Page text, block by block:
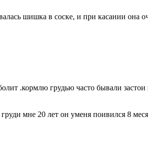
шишка в соске, и при касании
.кормлю грудью часто бывали
груди мне 20 лет он уменя